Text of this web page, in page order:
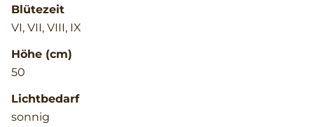
Blütezeit
VI, VII, VIII, IX
Höhe (cm)
50
Lichtbedarf
sonnig